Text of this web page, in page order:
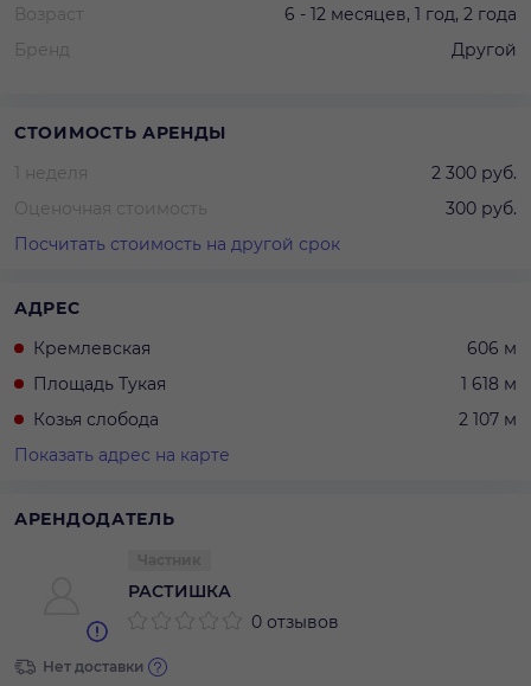
Возраст
6 - 12 месяцев, 1 год, 2 года
Бренд
Другой
СТОИМОСТЬ АРЕНДЫ
1 неделя
2 300 руб.
Оценочная стоимость
300 руб.
Посчитать стоимость на другой срок
АДРЕС
Кремлевская
606 м
Площадь Тукая
1 618 м
Козья слобода
2 107 м
Показать адрес на карте
АРЕНДОДАТЕЛЬ
РАСТИШКА
0 отзывов
Нет доставки